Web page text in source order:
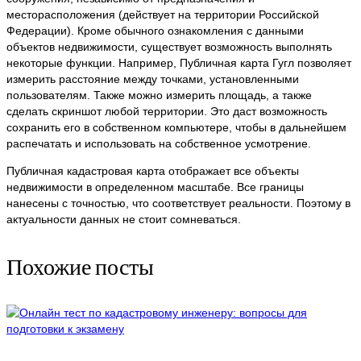
месторасположения (действует на территории Российской
Федерации). Кроме обычного ознакомления с данными
объектов недвижимости, существует возможность выполнять
некоторые функции. Например, Публичная карта Гугл позволяет
измерить расстояние между точками, установленными
пользователям. Также можно измерить площадь, а также
сделать скриншот любой территории. Это даст возможность
сохранить его в собственном компьютере, чтобы в дальнейшем
распечатать и использовать на собственное усмотрение.
Публичная кадастровая карта отображает все объекты
недвижимости в определенном масштабе. Все границы
нанесены с точностью, что соответствует реальности. Поэтому в
актуальности данных не стоит сомневаться.
Похожие посты